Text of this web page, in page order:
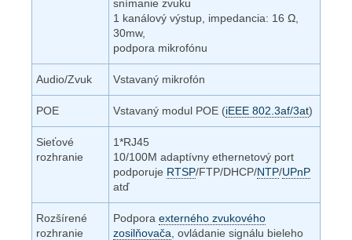
snímanie zvuku
1 kanálový výstup, impedancia: 16 Ω
30mw,
podpora mikrofónu
Audio/Zvuk Vstavaný mikrofón
POE Vstavaný modul POE (iEEE 802.3af/3at)
Sieťové
rozhranie
1*RJ45
10/100M adaptívny ethernetový port
podporuje RTSP/FTP/DHCP/NTP/UPnP
atď
Rozšírené
rozhranie
Podpora externého zvukového
zosilňovača , ovládanie signálu bieleho